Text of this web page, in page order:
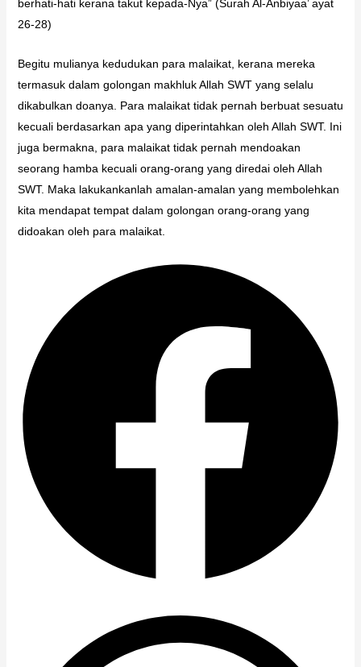
berhati-hati kerana takut kepada-Nya” (Surah Al-Anbiyaa’ ayat
26-28)
Begitu mulianya kedudukan para malaikat, kerana mereka
termasuk dalam golongan makhluk Allah SWT yang selalu
dikabulkan doanya. Para malaikat tidak pernah berbuat sesuatu
kecuali berdasarkan apa yang diperintahkan oleh Allah SWT. Ini
juga bermakna, para malaikat tidak pernah mendoakan
seorang hamba kecuali orang-orang yang diredai oleh Allah
SWT. Maka lakukankanlah amalan-amalan yang membolehkan
kita mendapat tempat dalam golongan orang-orang yang
didoakan oleh para malaikat.